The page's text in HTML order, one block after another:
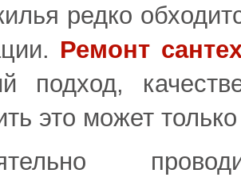
редко
Ремонт
подход,
это может